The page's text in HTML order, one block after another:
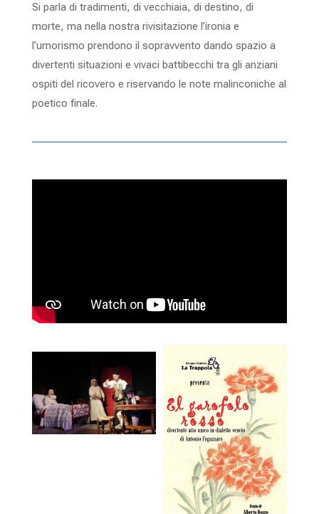
Si parla di tradimenti, di vecchiaia, di destino, di
morte, ma nella nostra rivisitazione l’ironia e
l’umorismo prendono il sopravvento dando spazio a
divertenti situazioni e vivaci battibecchi tra gli anziani
ospiti del ricovero e riservando le note malinconiche al
poetico finale.